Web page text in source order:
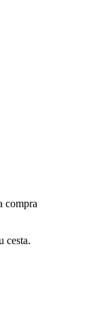
compra
cesta.